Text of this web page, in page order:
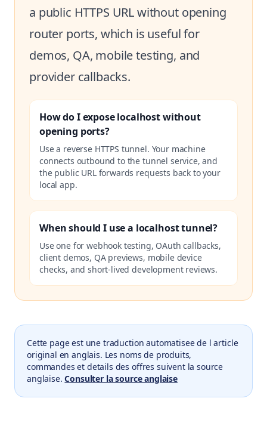
a public HTTPS URL without opening
router ports, which is useful for
demos, QA, mobile testing, and
provider callbacks.
How do I expose localhost without
opening ports?
Use a reverse HTTPS tunnel. Your machine
connects outbound to the tunnel service, and
the public URL forwards requests back to your
local app.
When should I use a localhost tunnel?
Use one for webhook testing, OAuth callbacks,
client demos, QA previews, mobile device
checks, and short-lived development reviews.
Cette page est une traduction automatisee de l article
original en anglais. Les noms de produits,
commandes et details des offres suivent la source
anglaise. Consulter la source anglaise